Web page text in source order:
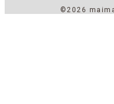
©2026